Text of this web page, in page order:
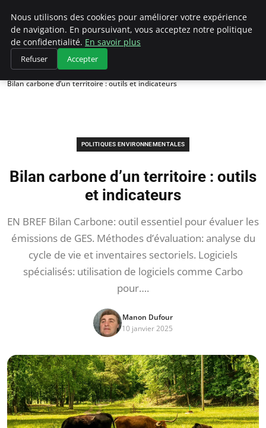
Climategatecountryclub.com
Accueil
Politiques environnementales
Bilan carbone d’un territoire : outils et indicateurs
POLITIQUES ENVIRONNEMENTALES
Bilan carbone d’un territoire : outils
et indicateurs
EN BREF Bilan Carbone: outil essentiel pour évaluer les
émissions de GES. Méthodes d’évaluation: analyse du
cycle de vie et inventaires sectoriels. Logiciels
spécialisés: utilisation de logiciels comme Carbo
pour….
Manon Dufour
10 janvier 2025
Nous utilisons des cookies pour améliorer votre expérience
de navigation. En poursuivant, vous acceptez notre politique
de confidentialité. En savoir plus
Refuser Accepter